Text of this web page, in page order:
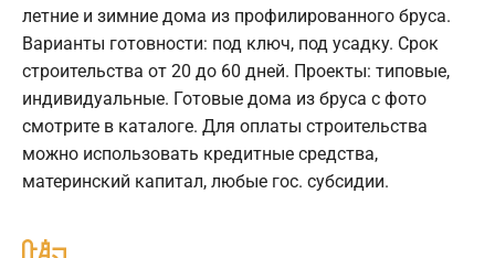
летние и зимние дома из профилированного бруса.
Варианты готовности: под ключ, под усадку. Срок
строительства от 20 до 60 дней. Проекты: типовые,
индивидуальные. Готовые дома из бруса с фото
смотрите в каталоге. Для оплаты строительства
можно использовать кредитные средства,
материнский капитал, любые гос. субсидии.